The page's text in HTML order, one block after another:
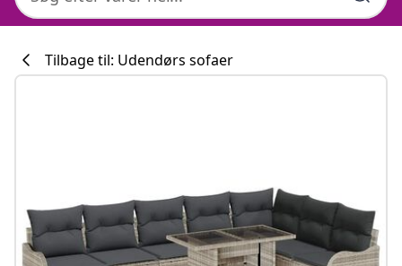
#sharemevidaxl
Tilbage til: Udendørs sofaer